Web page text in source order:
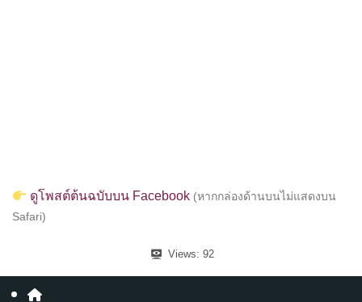
ดูโพสต์ต้นฉบับบน Facebook (หากกล่องด้านบนไม่แสดงบน
Safari)
Views: 92